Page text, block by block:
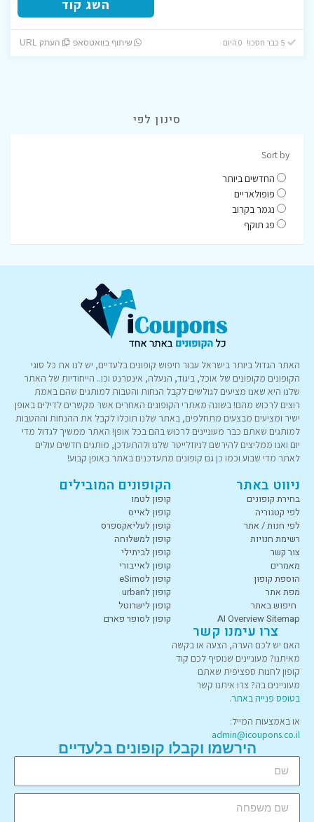
השג קוד
שיתוף בוואטסאפ העתק URL
סינון לפי
Sort by
החדשים ביותר
פופולאריים
נגמר בקרוב
פג תוקף
האתר הגדול ביותר בישראל עבור חיפוש קופונים בלעדיים, יש לנו את כל סוגי
הקופונים מקופונים של אוכל, ביגוד, הנעלה, אינטרנט וכו.. הייחודיות של האתר
שלנו היא שאנו מציעים לגולשים לקבל הנחות והטבות למותגים שהם באמת
רוצים לרכוש מהם! בשונה מאתרי הקופונים האחרים אשר מקשרים לדילים באופן
ישיר ומציעים מבצעים מתחלפים, באתר שלנו תוכלו לקבל את ההנחות וההטבות
למותגים שאתם כבר מעוניינים לרכוש בהם בכל אופן! האתר ממשיך לגדול מדי
יום ואנו ממליצים להירשם לניוזלייטר שלנו ולהתעדכן, מותגים חדשים עולים
לאתר מדי שבוע וכמו כן גם קופונים מתעדכנים באתר באופן קבוע!
ניווט באתר
בחירת קופונים
לפי קטגוריה
לפי חנות / אתר
רשימת חנויות
צור קשר
מאמרים
הוספת קופון
מפת אתר
חיפוש באתר
AI Overview Sitemap
הקופונים המובילים
קופון לטמו
קופון לאייס
קופון לעליאקספרס
קופון למשלוחה
קופון לביתילי
קופון לאייבורי
קופון לeSimo
קופון לurban
קופון לישרוטל
קופון לסופר פארם
צרו עימנו קשר
האם יש לכם הערה, הצעה או בקשה
מאיתנו? מעוניינים שנוסיף לכם קוד
קופון לחנות ספציפית שאתם
מעוניינים בה? צרו איתנו קשר
בטופס פנייה באתר.
או באמצעות המייל:
admin@icoupons.co.il
הירשמו וקבלו קופונים בלעדיים